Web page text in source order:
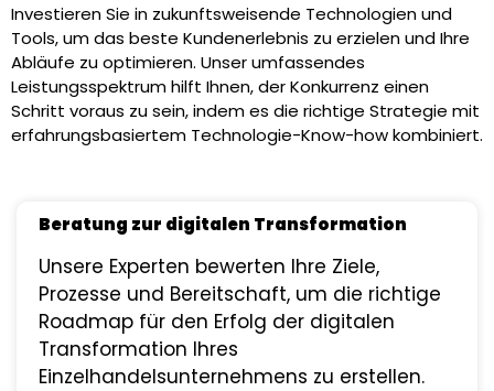
Investieren Sie in zukunftsweisende Technologien und
Tools, um das beste Kundenerlebnis zu erzielen und Ihre
Abläufe zu optimieren. Unser umfassendes
Leistungsspektrum hilft Ihnen, der Konkurrenz einen
Schritt voraus zu sein, indem es die richtige Strategie mit
erfahrungsbasiertem Technologie-Know-how kombiniert.
Beratung zur digitalen Transformation
Unsere Experten bewerten Ihre Ziele,
Prozesse und Bereitschaft, um die richtige
Roadmap für den Erfolg der digitalen
Transformation Ihres
Einzelhandelsunternehmens zu erstellen.